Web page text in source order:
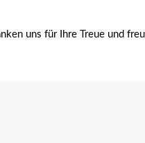
uns für Ihre Treue und